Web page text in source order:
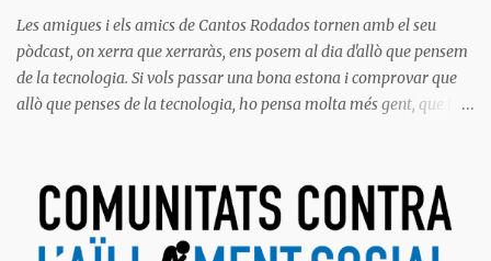
Les amigues i els amics de Cantos Rodados tornen amb el seu
pòdcast, on xerra que xerraràs, ens posem al dia d'allò que pensem
de la tecnologia. Si vols passar una bona estona i comprovar que
allò que penses de la tecnologia, ho pensa molta més gent, que la
Ja saps el que diem, no t'ho pots perdre!